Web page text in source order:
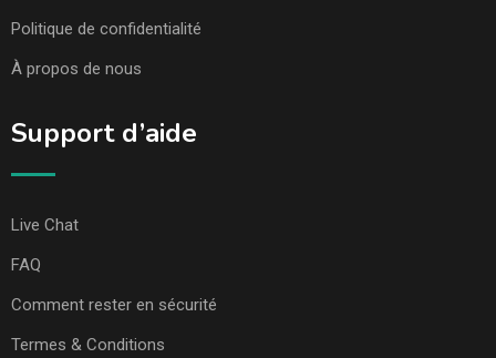
Politique de confidentialité
À propos de nous
Support d’aide
Live Chat
FAQ
Comment rester en sécurité
Termes & Conditions